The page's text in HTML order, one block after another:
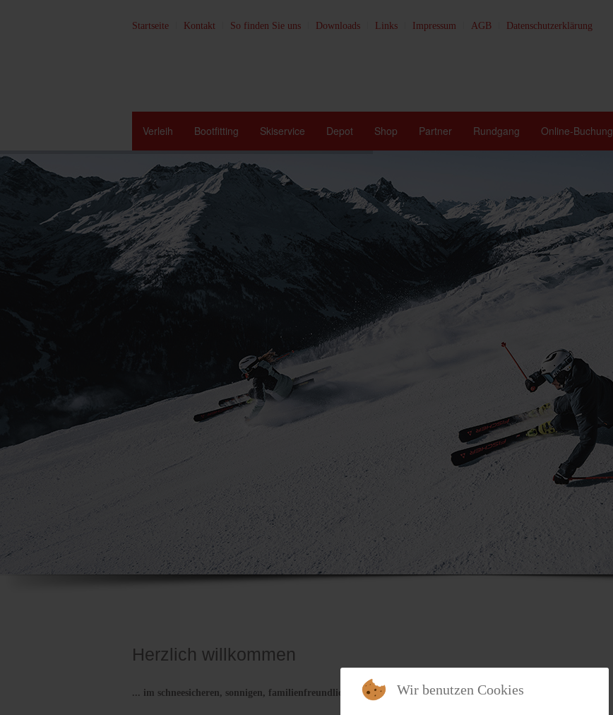
Startseite Kontakt So finden Sie uns Downloads Links Impressum AGB Datenschutzerklärung
Verleih Bootfitting Skiservice Depot Shop Partner Rundgang Online-Buchung
Herzlich willkommen
... im schneesicheren, sonnigen, familienfreundlichen Ort in der Wildschönau und bei Ski-Auffach.
Wir benutzen Cookies